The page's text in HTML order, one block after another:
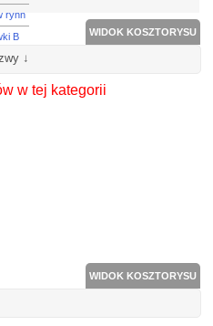
rynn
B
WIDOK KOSZTORYSU
↓
w tej kategorii
WIDOK KOSZTORYSU